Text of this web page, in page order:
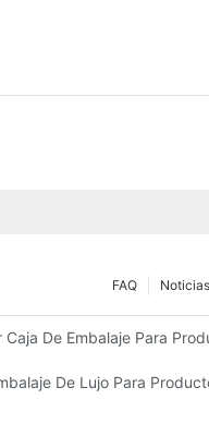
Noticias
FAQ
Caja De Embalaje Para
Fomentan La Fidelidad A
De Lujo Para